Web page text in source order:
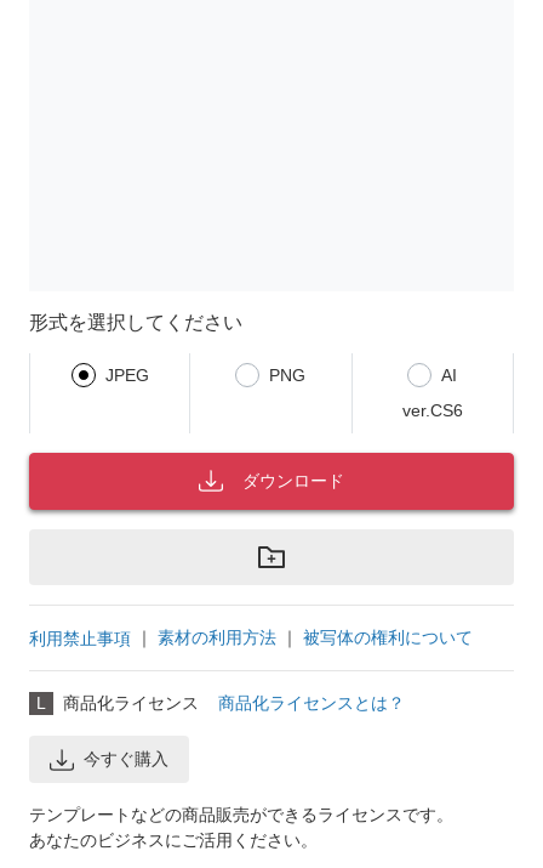
形式を選択してください
JPEG PNG
AI
ver.CS6
ダウンロード
利用禁止事項 ｜ 素材の利用方法 ｜ 被写体の権利について
L 商品化ライセンス 商品化ライセンスとは？
今すぐ購入
テンプレートなどの商品販売ができるライセンスです。
あなたのビジネスにご活用ください。